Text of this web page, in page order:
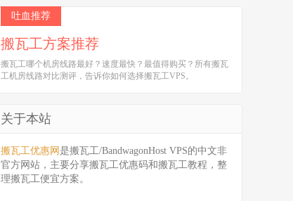
吐血推荐
搬瓦工方案推荐
搬瓦工哪个机房线路最好？速度最快？最值得购买？所有搬瓦
工机房线路对比测评，告诉你如何选择搬瓦工VPS。
关于本站
搬瓦工优惠网 是搬瓦工/BandwagonHost VPS的中文非
官方网站，主要分享搬瓦工优惠码和搬瓦工教程，整
理搬瓦工便宜方案。